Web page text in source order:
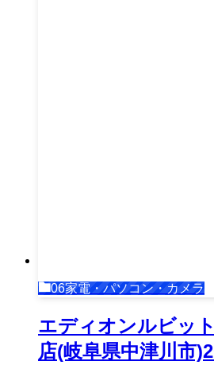
06家電・パソコン・カメラ
エディオンルビッ
店(岐阜県中津川市